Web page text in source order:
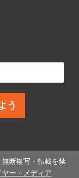
ク
断複写・転載を禁
ヤー・メディア